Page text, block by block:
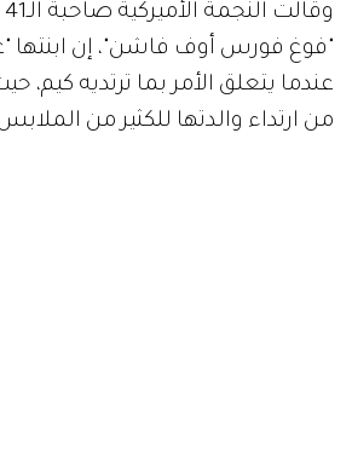
"فوغ فورس أوف فاشن"، إن ابنتها
عندما يتعلق الأمر بما ترتديه كيم،
من ارتداء والدتها للكثير من